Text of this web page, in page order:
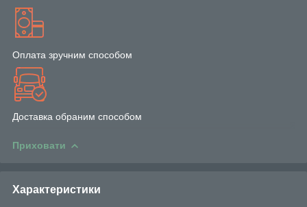
Оплата зручним способом
Доставка обраним способом
Приховати
Характеристики